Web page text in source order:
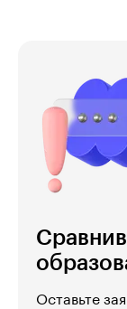
Оставьте